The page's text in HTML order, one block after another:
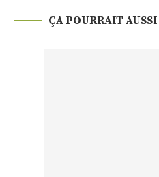
ÇA POURRAIT